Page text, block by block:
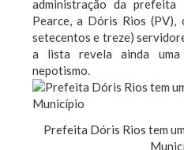
administração da
Pearce, a Dóris Rios
setecentos e treze)
a lista revela ainda uma
nepotismo.
Prefeita Dóris Rios tem